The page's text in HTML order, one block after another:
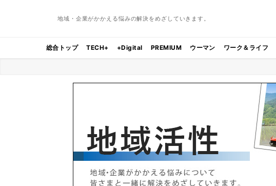
地域・企業がかかえる悩みの解決をめざしていきます。
総合トップ TECH+ +Digital PREMIUM ウーマン ワーク＆ライフ